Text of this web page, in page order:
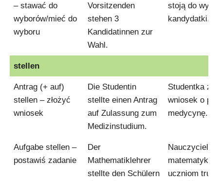
– stawać do
wyborów/mieć do
wyboru
Vorsitzenden
stehen 3
Kandidatinnen zur
Wahl.
stoją do
kandydatki.
stellen
Antrag (+ auf)
stellen – złożyć
wniosek
Die Studentin
stellte einen Antrag
auf Zulassung zum
Medizinstudium.
Studentka
wniosek o
medycynę.
Aufgabe stellen –
postawiś zadanie
Der
Mathematiklehrer
stellte den Schülern
Nauczyciel
matematyki
uczniom